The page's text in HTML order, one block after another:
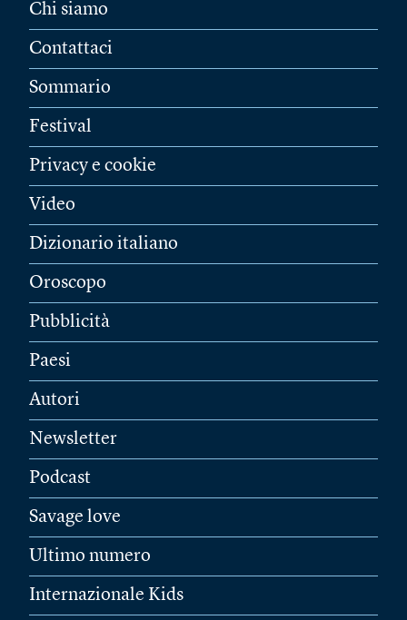
Chi siamo
Contattaci
Sommario
Festival
Privacy e cookie
Video
Dizionario italiano
Oroscopo
Pubblicità
Paesi
Autori
Newsletter
Podcast
Savage love
Ultimo numero
Internazionale Kids